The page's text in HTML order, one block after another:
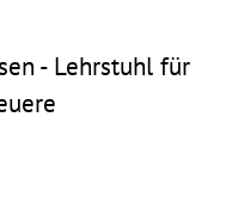
- Lehrstuhl für